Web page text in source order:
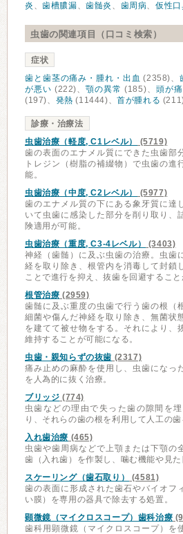
炎 、歯槽膿漏、歯髄炎 、 歯周病、仮性口
虫歯の関連項目（口コミ検索）
症状
歯と歯茎の痛み・腫れ・出血 (2358)、
が悪い (222)、顎の異常 (185)、 頭が
(197)、 発熱 (11444)、首が腫れる (211)
診療・治療法
虫歯治療（軽度, C1レベル）
(5719)
歯の表面のエナメル質にできた虫歯部
トレジン（樹脂の補綴物）で虫歯の進
能。
虫歯治療（中度, C2レベル）
(5977)
歯のエナメル質の下にある象牙質に達
いて虫歯に感染した部分を削り取り、
険適用が可能。
虫歯治療（重度, C3-4レベル）
(3403)
神経（歯髄）に及ぶ虫歯の治療。虫歯
経を取り除き、根管内を消毒して封鎖
ことで進行を抑え、抜歯を回避すること
根管治療 (2959)
歯髄に及ぶ重度の虫歯で行う歯の根（
細菌や傷んだ神経を取り除き、無菌状
を建てて被せ物をする。それにより、
維持することが可能になる。
虫歯・親知らずの抜歯 (2317)
痛み止めの麻酔を使用し、虫歯になっ
を人為的に抜く治療。
ブリッジ (774)
虫歯などの理由で失った歯の隙間を
り、それらの歯の根を利用して人工の歯
入れ歯治療 (465)
虫歯や歯周病などで上顎または下顎の
歯（入れ歯）を作製し、噛む機能や見た
スケーリング（歯石取り）
(4581)
歯の表面に形成された歯石やバイオフ
い膜）を専用の器具で除去する処置。
顕微鏡（マイクロスコープ）歯科治療
歯科用顕微鏡（マイクロスコープ）を